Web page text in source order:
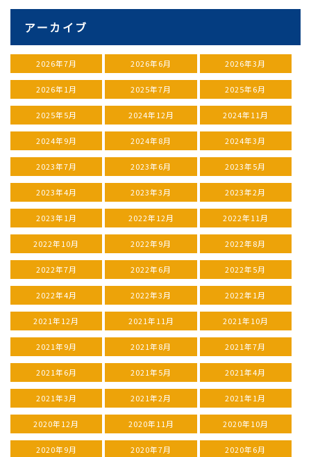
アーカイブ
2026年7月 2026年6月 2026年3月
2026年1月 2025年7月 2025年6月
2025年5月 2024年12月 2024年11月
2024年9月 2024年8月 2024年3月
2023年7月 2023年6月 2023年5月
2023年4月 2023年3月 2023年2月
2023年1月 2022年12月 2022年11月
2022年10月 2022年9月 2022年8月
2022年7月 2022年6月 2022年5月
2022年4月 2022年3月 2022年1月
2021年12月 2021年11月 2021年10月
2021年9月 2021年8月 2021年7月
2021年6月 2021年5月 2021年4月
2021年3月 2021年2月 2021年1月
2020年12月 2020年11月 2020年10月
2020年9月 2020年7月 2020年6月